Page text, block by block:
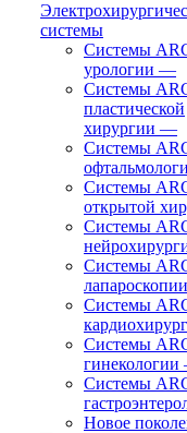
системы
Системы
урологии —
Системы
пластической
хирургии —
Системы
Системы
открытой
Системы
Системы
лапароскопии
Системы
Системы
гинекологии
Системы
Новое